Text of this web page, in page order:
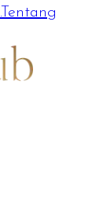
Tentang